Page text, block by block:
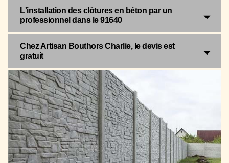
L'installation des clôtures en béton par un
professionnel dans le 91640
Chez Artisan Bouthors Charlie, le devis est
gratuit